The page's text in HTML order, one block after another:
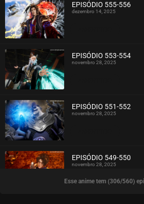
EPISÓDIO 555-556
dezembro 14, 2025
EPISÓDIO 553-554
novembro 28, 2025
EPISÓDIO 551-552
novembro 28, 2025
ASSISTIDO
EPISÓDIO 549-550
novembro 28, 2025
Esse anime tem (306/560)